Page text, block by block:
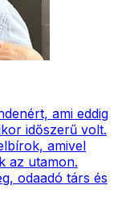
ami eddig
időszerű volt.
amivel
az utamon.
odaadó társ és